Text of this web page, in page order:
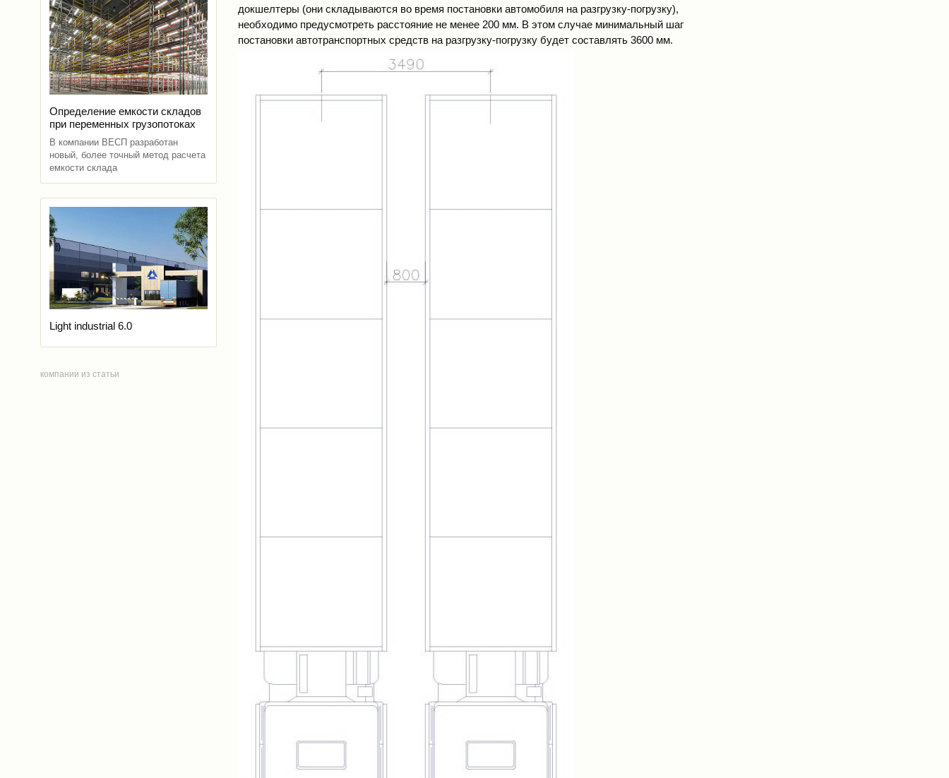
Определение емкости складов
при переменных грузопотоках
В компании ВЕСП разработан
новый, более точный метод расчета
емкости склада
Light industrial 6.0
компании из статьи
докшелтеры (они складываются во время постановки автомобиля на разгрузку-погрузку),
необходимо предусмотреть расстояние не менее 200 мм. В этом случае минимальный шаг
постановки автотранспортных средств на разгрузку-погрузку будет составлять 3600 мм.